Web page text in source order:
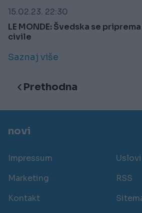
15.02.23. 22:30
LE MONDE: Švedska se
civile
Saznaj više
Prethodna
novi
Impressum
Marketing
RSS
Kontakt